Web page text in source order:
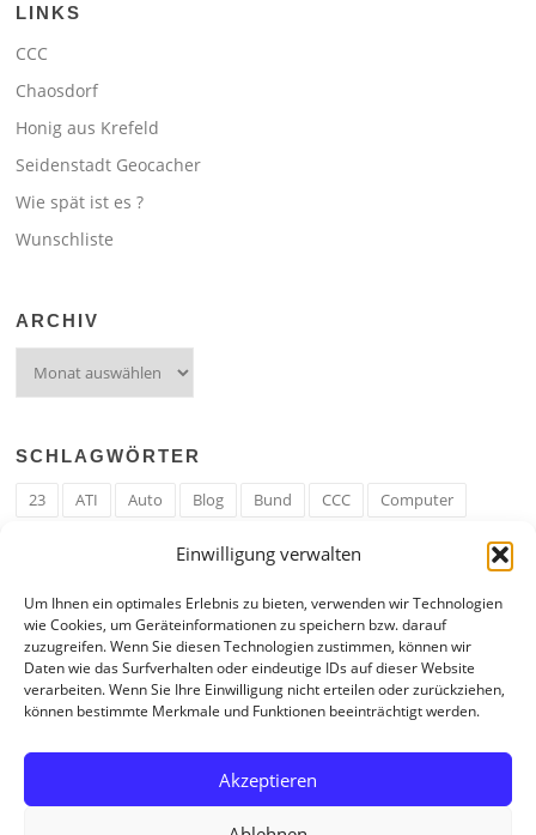
Einwilligung verwalten
Um Ihnen ein optimales Erlebnis zu bieten, verwenden wir Technologien
wie Cookies, um Geräteinformationen zu speichern bzw. darauf
zuzugreifen. Wenn Sie diesen Technologien zustimmen, können wir
Daten wie das Surfverhalten oder eindeutige IDs auf dieser Website
verarbeiten. Wenn Sie Ihre Einwilligung nicht erteilen oder zurückziehen,
können bestimmte Merkmale und Funktionen beeinträchtigt werden.
Akzeptieren
LINKS
CCC
Chaosdorf
Honig aus Krefeld
Seidenstadt Geocacher
Wie spät ist es ?
Wunschliste
ARCHIV
SCHLAGWÖRTER
23 ATI Auto Blog Bund CCC
Computer
Erwerbsregeln
Google
Hack Hand HE ICE IE Internet
Krefeld
Liebe Linux u. Software Mail Mann
PHP
RAM
Regeln RZ Spam Spiel Ticker
USA
Video
Weblog Welt WWW Youtube Zahl